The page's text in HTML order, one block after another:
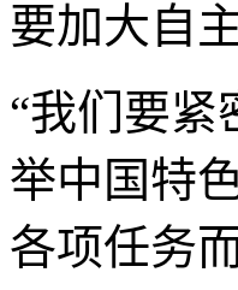
要加大自
“我们要紧
举中国特
各项任务